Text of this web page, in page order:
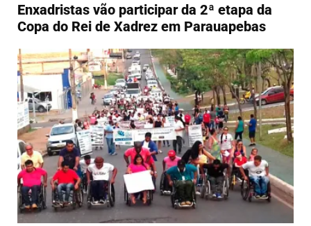
Enxadristas vão participar da 2ª etapa da
Copa do Rei de Xadrez em Parauapebas